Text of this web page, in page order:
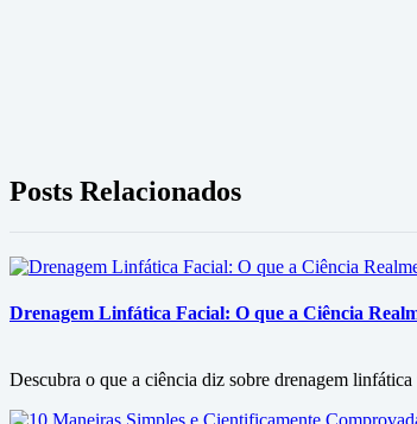
Posts Relacionados
Drenagem Linfática Facial: O que a Ciência
Descubra o que a ciência diz sobre drenagem